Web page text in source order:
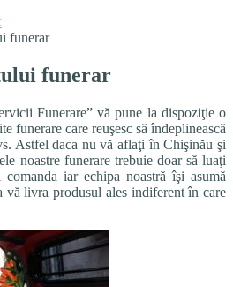
funerar
funerar
Funerare” vă pune la dispoziţie o
funerare care reuşesc să îndeplinească
Astfel daca nu vă aflaţi în Chişinău şi
noastre funerare trebuie doar să luaţi
iar echipa noastră îşi asumă
vă livra produsul ales indiferent în care